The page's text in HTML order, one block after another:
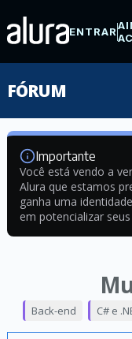
ENTRAR
FÓRUM
Importante
Você está vendo a
Alura que estamos
ganha uma
em potencializar
Back-end C# e